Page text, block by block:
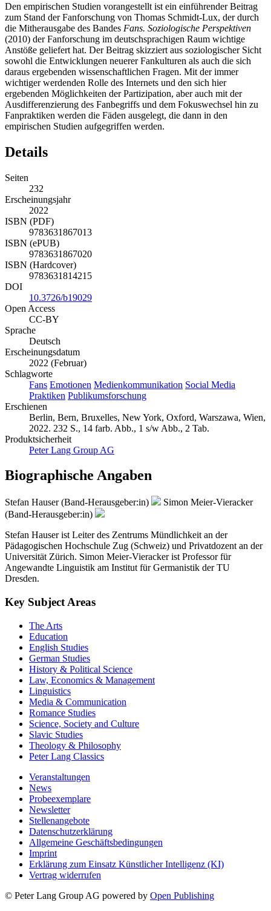
Den empirischen Studien vorangestellt ist ein einführender Beitrag
zum Stand der Fanforschung von Thomas Schmidt-Lux, der durch
die Mitherausgabe des Bandes Fans. Soziologische Perspektiven
(2010) der Fanforschung im deutschsprachigen Raum wichtige
Anstöße geliefert hat. Der Beitrag skizziert aus soziologischer Sicht
sowohl die Entwicklungen neuerer Fankulturen als auch die sich
daraus ergebenden wissenschaftlichen Fragen. Mit der immer
wichtiger werdenden Rolle des Internets und den sich hier
ergebenden Möglichkeiten der Partizipation, aber auch mit der
Ausdifferenzierung des Fanbegriffs und dem Fokuswechsel hin zu
Fanpraktiken werden die Fäden ausgelegt, die dann in den
empirischen Studien aufgegriffen werden.
Details
Seiten
232
Erscheinungsjahr
2022
ISBN (PDF)
9783631867013
ISBN (ePUB)
9783631867020
ISBN (Hardcover)
9783631814215
DOI
10.3726/b19029
Open Access
CC-BY
Sprache
Deutsch
Erscheinungsdatum
2022 (Februar)
Schlagworte
Fans Emotionen Medienkommunikation Social Media
Praktiken Publikumsforschung
Erschienen
Berlin, Bern, Bruxelles, New York, Oxford, Warszawa, Wien,
2022. 232 S., 14 farb. Abb., 1 s/w Abb., 2 Tab.
Produktsicherheit
Peter Lang Group AG
Biographische Angaben
Stefan Hauser (Band-Herausgeber:in)
Simon Meier-Vieracker
(Band-Herausgeber:in)
Stefan Hauser ist Leiter des Zentrums Mündlichkeit an der
Pädagogischen Hochschule Zug (Schweiz) und Privatdozent an der
Universität Zürich. Simon Meier-Vieracker ist Professor für
Angewandte Linguistik am Institut für Germanistik der TU
Dresden.
Key Subject Areas
The Arts
Education
English Studies
German Studies
History & Political Science
Law, Economics & Management
Linguistics
Media & Communication
Romance Studies
Science, Society and Culture
Slavic Studies
Theology & Philosophy
Peter Lang Classics
Veranstaltungen
News
Probeexemplare
Newsletter
Stellenangebote
Datenschutzerklärung
Allgemeine Geschäftsbedingungen
Imprint
Erklärung zum Einsatz Künstlicher Intelligenz (KI)
Vertrag widerrufen
© Peter Lang Group AG powered by Open Publishing